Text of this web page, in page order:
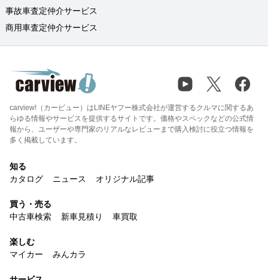
事故車査定仲介サービス
商用車査定仲介サービス
carview!（カービュー）はLINEヤフー株式会社が運営するクルマに関するあ
らゆる情報やサービスを提供するサイトです。価格やスペックなどの公式情
報から、ユーザーや専門家のリアルなレビューまで購入検討に役立つ情報を
多く掲載しています。
知る
カタログ
ニュース オリジナル記事
買う・売る
中古車検索
新車見積り 車買取
楽しむ
マイカー
みんカラ